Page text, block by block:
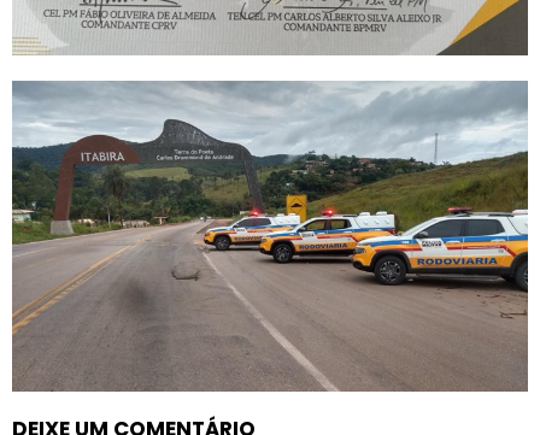
DEIXE UM COMENTÁRIO